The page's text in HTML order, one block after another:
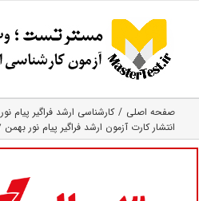
content
صفحه اصلی
کارشناسی ارشد فراگیر پیام نور
انتشار کارت آزمون ارشد فراگیر پیام‌ نور بهمن ۹۷